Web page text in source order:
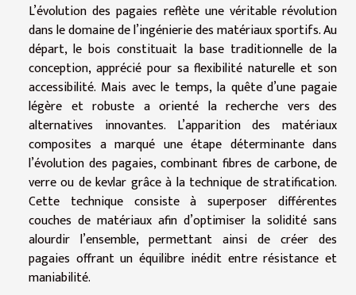
L’évolution des pagaies reflète une véritable révolution
dans le domaine de l’ingénierie des matériaux sportifs. Au
départ, le bois constituait la base traditionnelle de la
conception, apprécié pour sa flexibilité naturelle et son
accessibilité. Mais avec le temps, la quête d’une pagaie
légère et robuste a orienté la recherche vers des
alternatives innovantes. L’apparition des matériaux
composites a marqué une étape déterminante dans
l’évolution des pagaies, combinant fibres de carbone, de
verre ou de kevlar grâce à la technique de stratification.
Cette technique consiste à superposer différentes
couches de matériaux afin d’optimiser la solidité sans
alourdir l’ensemble, permettant ainsi de créer des
pagaies offrant un équilibre inédit entre résistance et
maniabilité.